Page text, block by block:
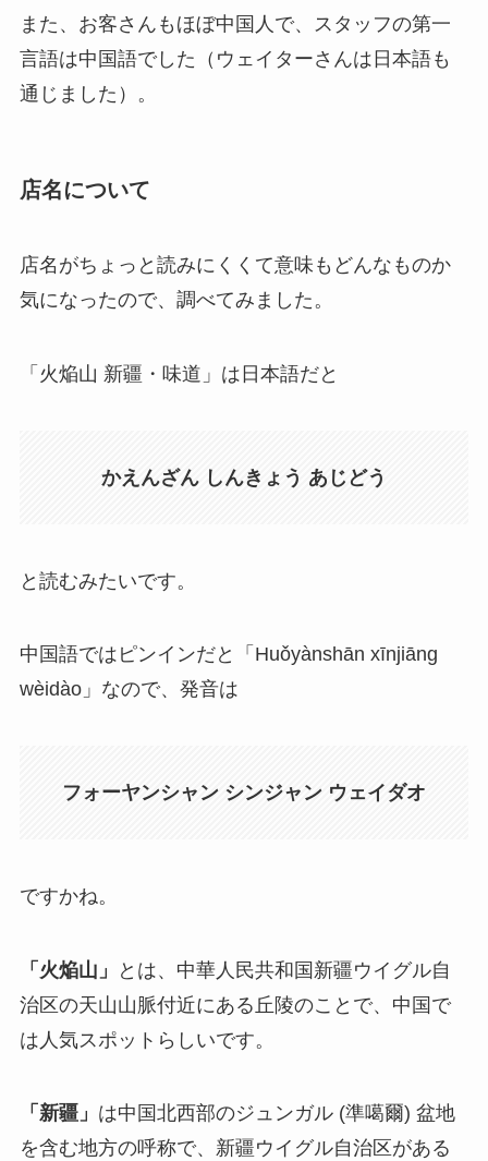
また、お客さんもほぼ中国人で、スタッフの第一
言語は中国語でした（ウェイターさんは日本語も
通じました）。
店名について
店名がちょっと読みにくくて意味もどんなものか
気になったので、調べてみました。
「火焔山 新疆・味道」は日本語だと
かえんざん しんきょう あじどう
と読むみたいです。
中国語ではピンインだと「Huǒyànshān xīnjiāng
wèidào」なので、発音は
フォーヤンシャン シンジャン ウェイダオ
ですかね。
「火焔山」
とは、中華人民共和国新疆ウイグル自
治区の天山山脈付近にある丘陵のことで、中国で
は人気スポットらしいです。
「新疆」 は中国北西部のジュンガル (準噶爾) 盆地
を含む地方の呼称で、新疆ウイグル自治区がある